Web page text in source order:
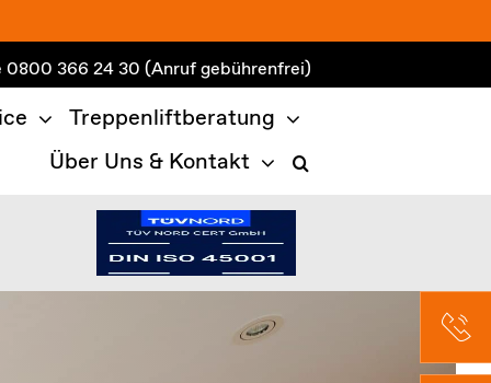
0800 366 24 30 (Anruf gebührenfrei)
Treppenliftberatung
Über Uns & Kontakt